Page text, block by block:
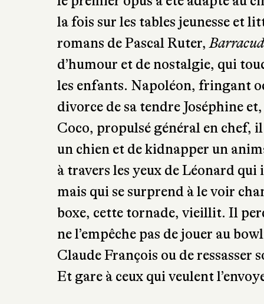
un succès, d’abord avec la trilogie
le premier opus a été adapté au
la fois sur les tables jeunesse et
romans de Pascal Ruter,
d’humour et de nostalgie, qui
les enfants. Napoléon, fringant
divorce de sa tendre Joséphine
Coco, propulsé général en chef,
un chien et de kidnapper un
à travers les yeux de Léonard
mais qui se surprend à le voir
boxe, cette tornade, vieillit. Il
ne l’empêche pas de jouer au
Claude François ou de